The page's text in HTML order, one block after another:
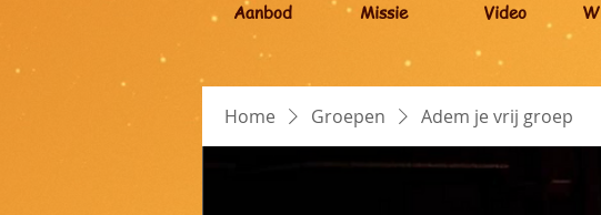
Aanbod Missie Video
Home Groepen Adem je vrij groep